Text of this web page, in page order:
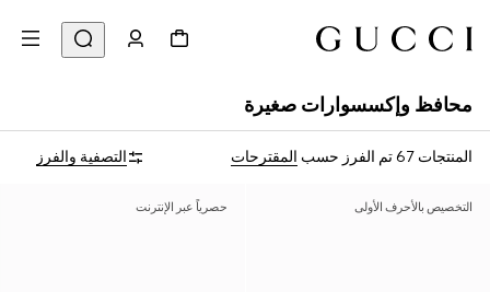
محافظ وإكسسوارات صغيرة
المنتجات 67 تم الفرز حسب المقترحات التصفية والفرز
التخصيص بالأحرف الأولى حصرياً عبر الإنترنت